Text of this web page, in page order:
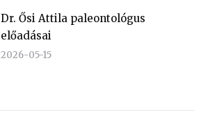
Dr. Ősi Attila paleontológus
előadásai
2026-05-15